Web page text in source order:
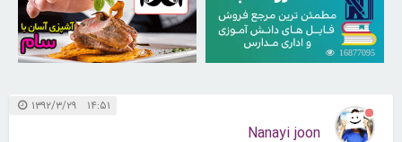
16877095
30255710
۱۴:۵۱ ۱۳۹۲/۳/۲۹
Nanayi joon